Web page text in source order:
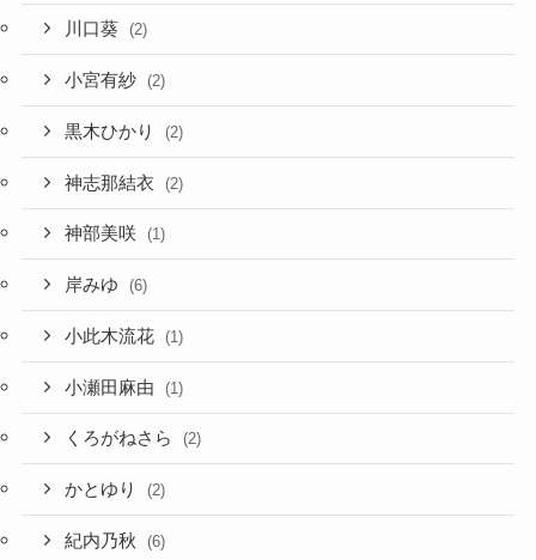
川口葵 (2)
小宮有紗 (2)
黒木ひかり (2)
神志那結衣 (2)
神部美咲 (1)
岸みゆ (6)
小此木流花 (1)
小瀬田麻由 (1)
くろがねさら (2)
かとゆり (2)
紀内乃秋 (6)